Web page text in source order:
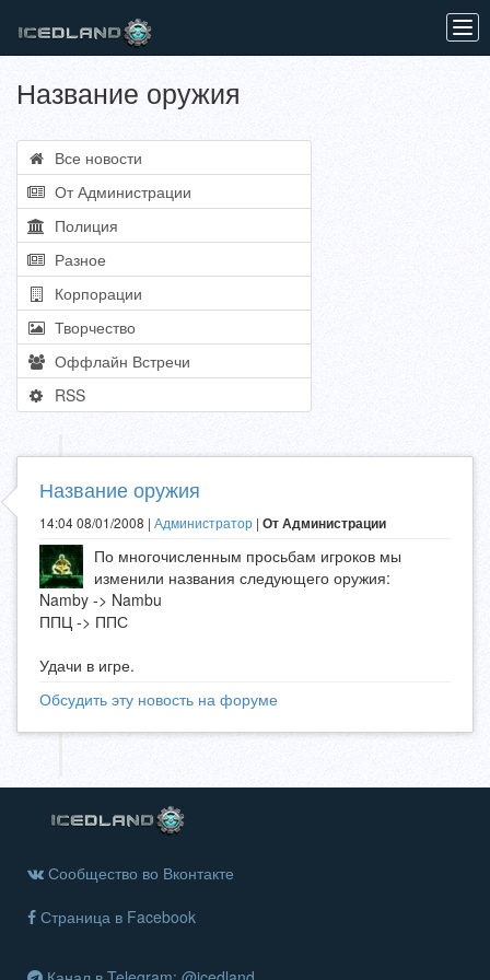
Название оружия
Все новости
От Администрации
Полиция
Разное
Корпорации
Творчество
Оффлайн Встречи
RSS
Название оружия
14:04 08/01/2008 | Администратор | От Администрации
По многочисленным просьбам игроков мы
изменили названия следующего оружия:
Namby -> Nambu
ППЦ -> ППС
Удачи в игре.
Обсудить эту новость на форуме
Сообщество во Вконтакте
Страница в Facebook